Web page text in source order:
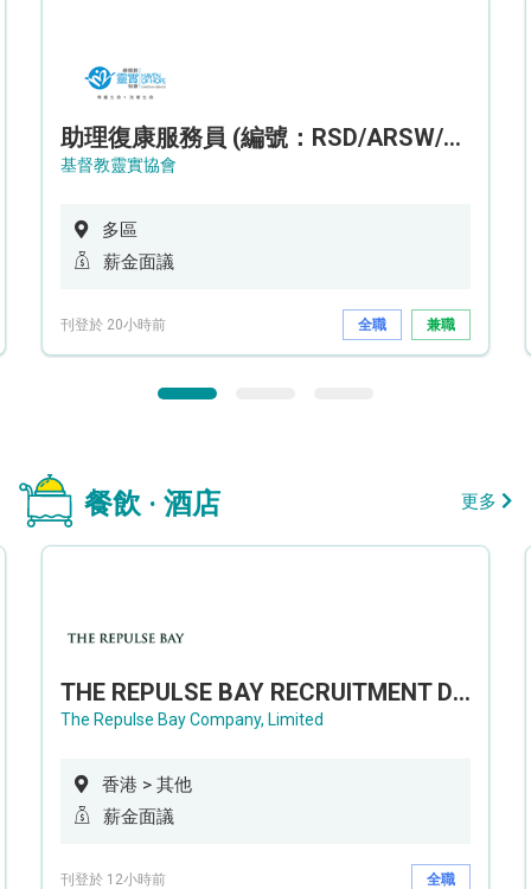
助理復康服務員 (編號：RSD/ARSW/CTE)
基督教靈實協會
多區
薪金面議
刊登於 20小時前 全職 兼職
餐飲 · 酒店 更多
THE REPULSE BAY RECRUITMENT DAY 淺水灣影灣園人才招聘會
The Repulse Bay Company, Limited
香港 > 其他
薪金面議
刊登於 12小時前 全職